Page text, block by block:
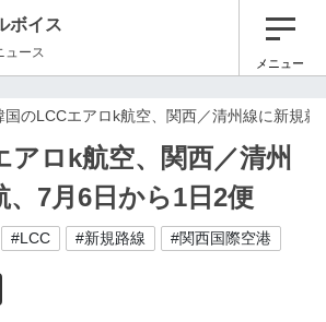
ボイス
ュース
メニュー
国のLCCエアロk航空、関西／清州線に新規
アロk航空、関西／清州
、7月6日から1日2便
#LCC #新規路線 #関西国際空港